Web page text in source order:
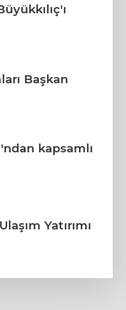
Başkan
kapsamlı
Yatırımı